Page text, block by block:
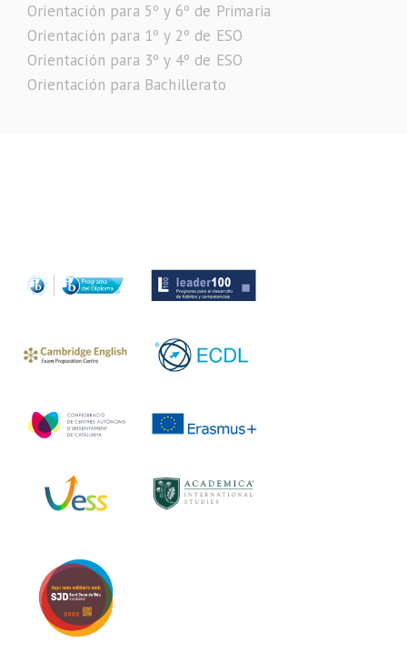
Orientación para 5º y 6º de Primaria
Orientación para 1º y 2º de ESO
Orientación para 3º y 4º de ESO
Orientación para Bachillerato